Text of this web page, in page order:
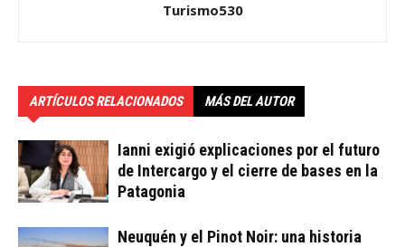
Turismo530
ARTÍCULOS RELACIONADOS MÁS DEL AUTOR
Ianni exigió explicaciones por el futuro
de Intercargo y el cierre de bases en la
Patagonia
Neuquén y el Pinot Noir: una historia